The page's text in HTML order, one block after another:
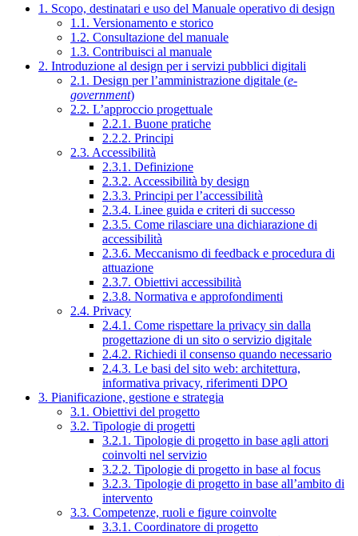
1. Scopo, destinatari e uso del Manuale operativo di design
1.1. Versionamento e storico
1.2. Consultazione del manuale
1.3. Contribuisci al manuale
2. Introduzione al design per i servizi pubblici digitali
2.1. Design per l’amministrazione digitale (e-
government)
2.2. L’approccio progettuale
2.2.1. Buone pratiche
2.2.2. Principi
2.3. Accessibilità
2.3.1. Definizione
2.3.2. Accessibilità by design
2.3.3. Principi per l’accessibilità
2.3.4. Linee guida e criteri di successo
2.3.5. Come rilasciare una dichiarazione di
accessibilità
2.3.6. Meccanismo di feedback e procedura di
attuazione
2.3.7. Obiettivi accessibilità
2.3.8. Normativa e approfondimenti
2.4. Privacy
2.4.1. Come rispettare la privacy sin dalla
progettazione di un sito o servizio digitale
2.4.2. Richiedi il consenso quando necessario
2.4.3. Le basi del sito web: architettura,
informativa privacy, riferimenti DPO
3. Pianificazione, gestione e strategia
3.1. Obiettivi del progetto
3.2. Tipologie di progetti
3.2.1. Tipologie di progetto in base agli attori
coinvolti nel servizio
3.2.2. Tipologie di progetto in base al focus
3.2.3. Tipologie di progetto in base all’ambito di
intervento
3.3. Competenze, ruoli e figure coinvolte
3.3.1. Coordinatore di progetto